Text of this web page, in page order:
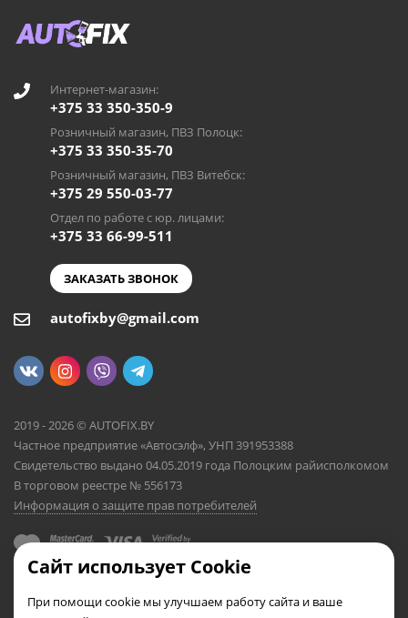
Интернет-магазин:
+375 33 350-350-9
Розничный магазин, ПВЗ Полоцк:
+375 33 350-35-70
Розничный магазин, ПВЗ Витебск:
+375 29 550-03-77
Отдел по работе с юр. лицами:
+375 33 66-99-511
ЗАКАЗАТЬ ЗВОНОК
autofixby@gmail.com
2019 - 2026 © AUTOFIX.BY
Частное предприятие «Автосэлф», УНП 391953388
Свидетельство выдано 04.05.2019 года Полоцким райисполкомом
В торговом реестре № 556173
Информация о защите прав потребителей
Сайт использует Cookie
При помощи cookie мы улучшаем работу сайта и ваше